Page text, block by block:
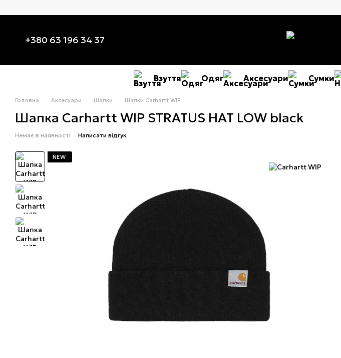
+380 63 196 34 37
Взуття Одяг Аксесуари Сумки
Головна Аксесуари Шапки Шапки Carhartt WIP
Шапка Carhartt WIP STRATUS HAT LOW black
Немає в наявності Написати відгук
NEW